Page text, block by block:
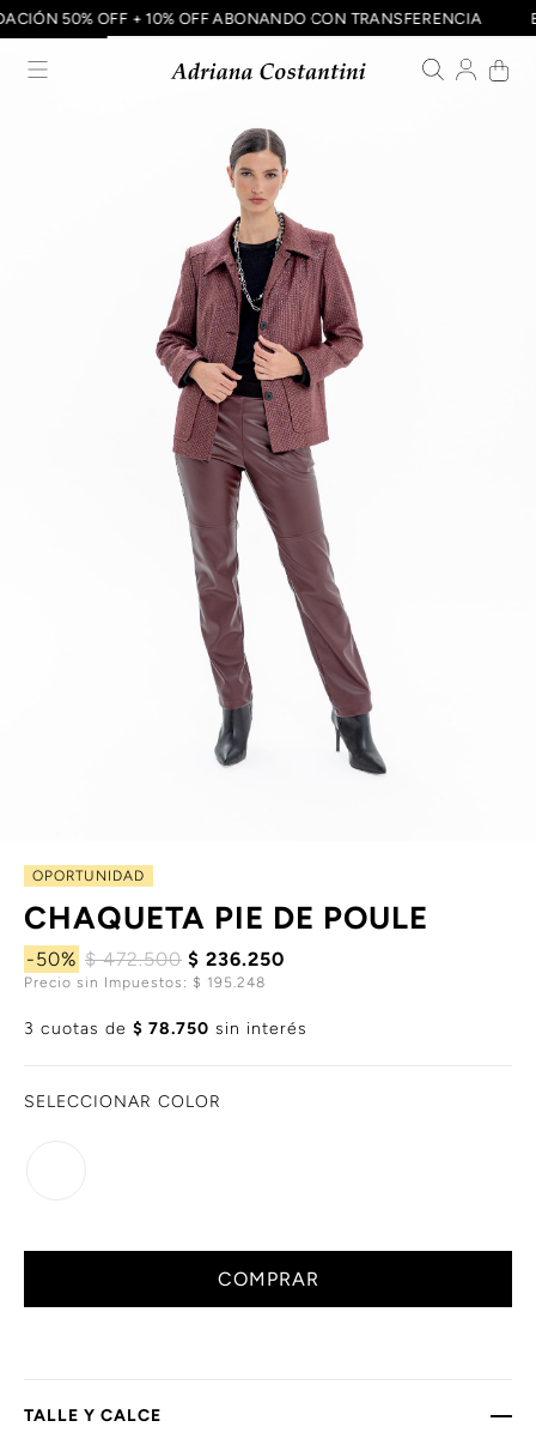
50% OFF + 10% OFF ABONANDO CON TRANSFERENCIA
OPORTUNIDAD
CHAQUETA PIE DE POULE
-50% $ 472.500 $ 236.250
Precio sin Impuestos: $ 195.248
3 cuotas de $ 78.750 sin interés
SELECCIONAR COLOR
COMPRAR
TALLE Y CALCE